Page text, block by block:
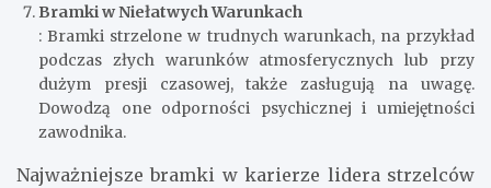
Bramki w Niełatwych Warunkach
: Bramki strzelone w trudnych warunkach, na przykład
podczas złych warunków atmosferycznych lub przy
dużym presji czasowej, także zasługują na uwagę.
Dowodzą one odporności psychicznej i umiejętności
zawodnika.
Najważniejsze bramki w karierze lidera strzelców